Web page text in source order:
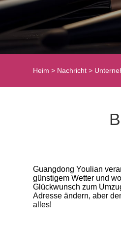
Heim > Nachricht >
Guangdong Youlian
günstigem Wetter und
Glückwunsch zum
Adresse ändern, aber
alles!